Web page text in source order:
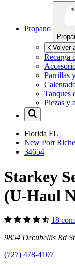
Propano
Volver
Recarga
Parrillas
Tanques
Piezas y
Florida FL
New Port
34654
Starkey
(U-Haul
18
9854 Decubellis Rd
(727) 478-4107